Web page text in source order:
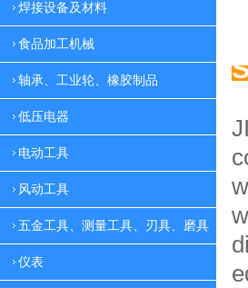
焊接设备及材料
食品加工机械
轴承、工业轮、橡胶制品
低压电器
电动工具
风动工具
五金工具、测量工具、刃具、磨具
仪表